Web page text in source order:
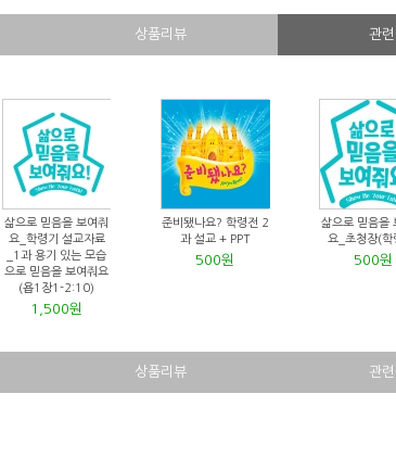
상품리뷰 관
삶으로 믿음을 보여줘
요_학령기 설교자료
_1과 용기 있는 모습
으로 믿음을 보여줘요
(욥1장1-2:10)
1,500원
준비됐나요? 학령전 2
과 설교 + PPT
500원
삶으로 믿음을
요_초청장(학
500원
상품리뷰 관